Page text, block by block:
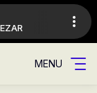
MENU